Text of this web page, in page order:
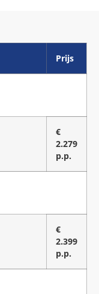
Prijs
€
2.279
p.p.
€
2.399
p.p.